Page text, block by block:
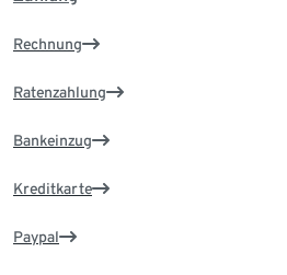
Rechnung
Ratenzahlung
Bankeinzug
Kreditkarte
Paypal